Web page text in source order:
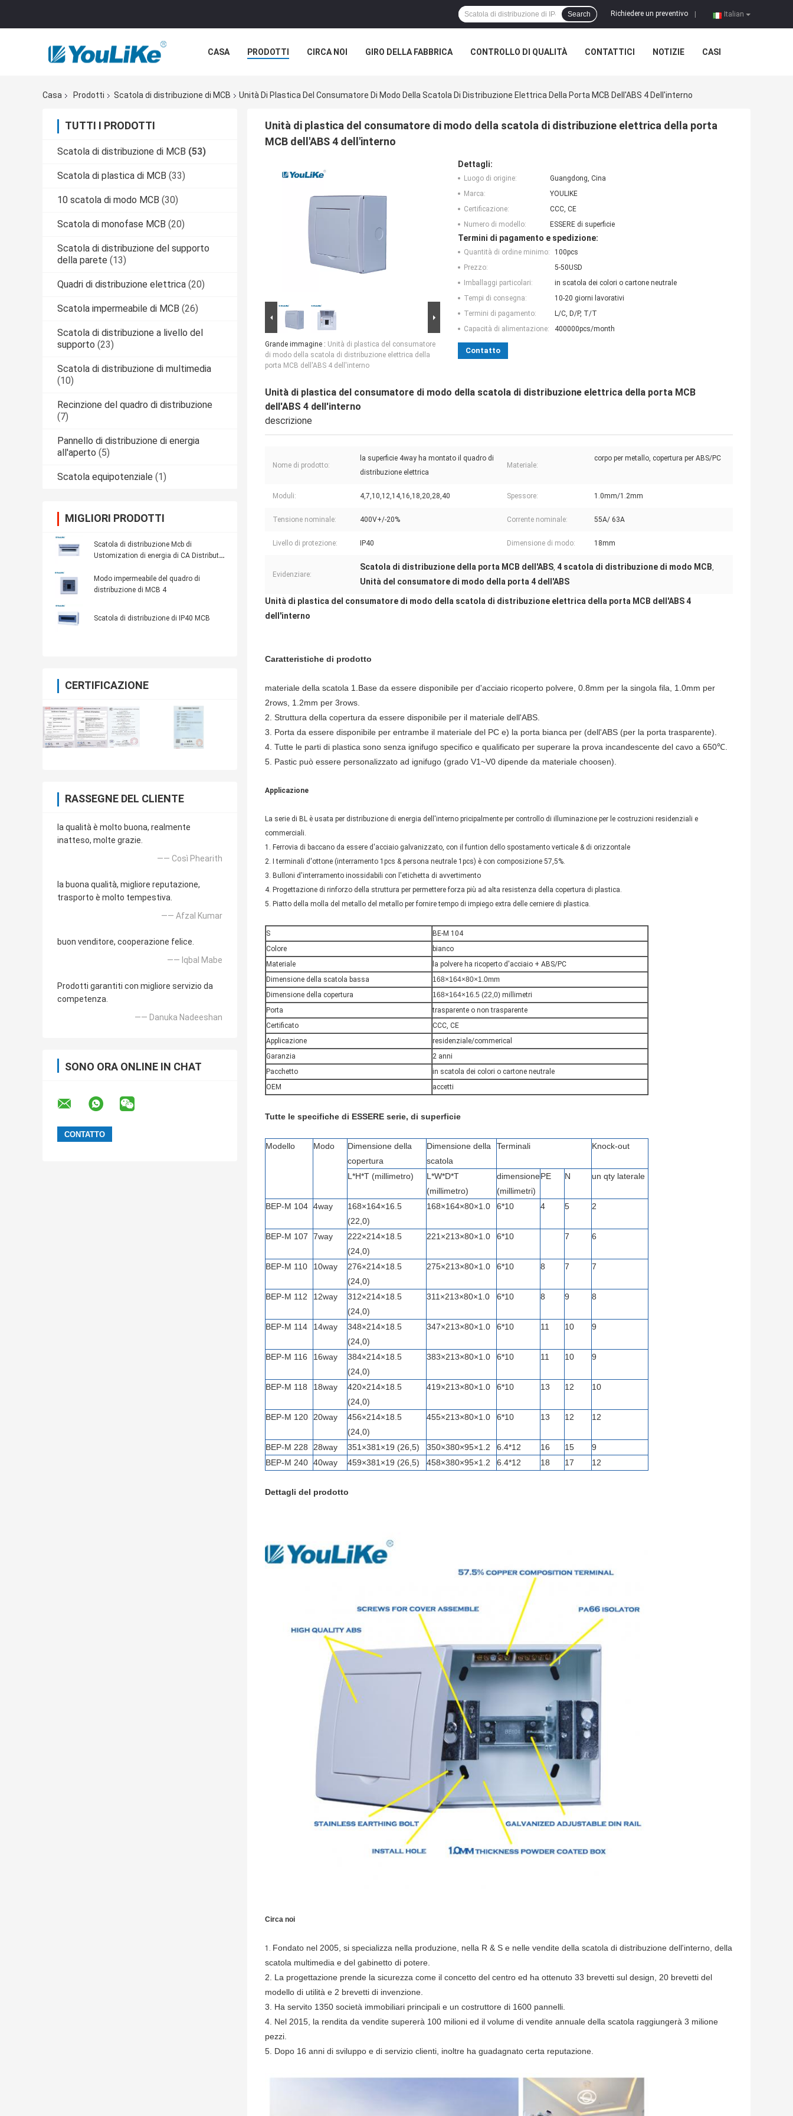
Italian
Richiedere un preventivo
Search
CASA PRODOTTI CIRCA NOI GIRO DELLA FABBRICA CONTROLLO DI QUALITÀ CONTATTICI NOTIZIE CASI
Casa Prodotti Scatola di distribuzione di MCB Unità Di Plastica Del Consumatore Di Modo Della Scatola Di Distribuzione Elettrica Della Porta MCB Dell'ABS 4 Dell'interno
TUTTI I PRODOTTI
Scatola di distribuzione di MCB (53)
Scatola di plastica di MCB (33)
10 scatola di modo MCB (30)
Scatola di monofase MCB (20)
Scatola di distribuzione del supporto
della parete (13)
Quadri di distribuzione elettrica (20)
Scatola impermeabile di MCB (26)
Scatola di distribuzione a livello del
supporto (23)
Scatola di distribuzione di multimedia
(10)
Recinzione del quadro di distribuzione
(7)
Pannello di distribuzione di energia
all'aperto (5)
Scatola equipotenziale (1)
MIGLIORI PRODOTTI
Scatola di distribuzione Mcb di
Ustomization di energia di CA Distribut
distribuzione
Modo impermeabile del quadro di
distribuzione di MCB 4
Scatola di distribuzione di IP40 MCB
CERTIFICAZIONE
RASSEGNE DEL CLIENTE
la qualità è molto buona, realmente
inatteso, molte grazie.
—— Così Phearith
la buona qualità, migliore reputazione,
trasporto è molto tempestiva.
—— Afzal Kumar
buon venditore, cooperazione felice.
—— Iqbal Mabe
Prodotti garantiti con migliore servizio da
competenza.
—— Danuka Nadeeshan
SONO ORA ONLINE IN CHAT
Unità di plastica del consumatore di modo della scatola di distribuzione elettrica della porta
MCB dell'ABS 4 dell'interno
Grande immagine : Unità di plastica del consumatore
di modo della scatola di distribuzione elettrica della
porta MCB dell'ABS 4 dell'interno
Dettagli:
Luogo di origine:
Guangdong, Cina
Marca:
YOULIKE
Certificazione:
CCC, CE
Numero di modello:
ESSERE di superficie
Termini di pagamento e spedizione:
Quantità di ordine minimo:
100pcs
Prezzo:
5-50USD
Imballaggi particolari:
in scatola dei colori o cartone neutrale
Tempi di consegna:
10-20 giorni lavorativi
Termini di pagamento:
L/C, D/P, T/T
Capacità di alimentazione:
400000pcs/month
Contatto
Unità di plastica del consumatore di modo della scatola di distribuzione elettrica della porta MCB
dell'ABS 4 dell'interno
descrizione
Nome di prodotto:
la superficie 4way ha montato il quadro di
distribuzione elettrica
Materiale:
corpo per metallo, copertura per ABS/PC
Moduli: 4,7,10,12,14,16,18,20,28,40 Spessore: 1.0mm/1.2mm
Tensione nominale: 400V+/-20% Corrente nominale: 55A/ 63A
Livello di protezione: IP40 Dimensione di modo: 18mm
Evidenziare:
Scatola di distribuzione della porta MCB dell'ABS, 4 scatola di distribuzione di modo MCB,
Unità del consumatore di modo della porta 4 dell'ABS
Unità di plastica del consumatore di modo della scatola di distribuzione elettrica della porta MCB dell'ABS 4
dell'interno
Caratteristiche di prodotto
materiale della scatola 1.Base da essere disponibile per d'acciaio ricoperto polvere, 0.8mm per la singola fila, 1.0mm per
2rows, 1.2mm per 3rows.
2. Struttura della copertura da essere disponibile per il materiale dell'ABS.
3. Porta da essere disponibile per entrambe il materiale del PC e) la porta bianca per (dell'ABS (per la porta trasparente).
4. Tutte le parti di plastica sono senza ignifugo specifico e qualificato per superare la prova incandescente del cavo a 650℃.
5. Pastic può essere personalizzato ad ignifugo (grado V1~V0 dipende da materiale choosen).
Applicazione
La serie di BL è usata per distribuzione di energia dell'interno pricipalmente per controllo di illuminazione per le costruzioni residenziali e
commerciali.
1. Ferrovia di baccano da essere d'acciaio galvanizzato, con il funtion dello spostamento verticale & di orizzontale
2. I terminali d'ottone (interramento 1pcs & persona neutrale 1pcs) è con composizione 57,5%.
3. Bulloni d'interramento inossidabili con l'etichetta di avvertimento
4. Progettazione di rinforzo della struttura per permettere forza più ad alta resistenza della copertura di plastica.
5. Piatto della molla del metallo del metallo per fornire tempo di impiego extra delle cerniere di plastica.
S
BE-M 104
Colore
bianco
Materiale
la polvere ha ricoperto d'acciaio + ABS/PC
Dimensione della scatola bassa
168×164×80×1.0mm
Dimensione della copertura
168×164×16.5 (22,0) millimetri
Porta
trasparente o non trasparente
Certificato
CCC, CE
Applicazione
residenziale/commerical
Garanzia
2 anni
Pacchetto
in scatola dei colori o cartone neutrale
OEM
accetti
Tutte le specifiche di ESSERE serie, di superficie
Modello Modo
Dimensione della
copertura
Dimensione della
scatola
Terminali Knock-out
L*H*T (millimetro)
L*W*D*T
(millimetro)
dimensione
(millimetri)
PE N un qty laterale
BEP-M 104 4way
168×164×16.5
(22,0)
168×164×80×1.0 6*10 4 5 2
BEP-M 107 7way
222×214×18.5
(24,0)
221×213×80×1.0 6*10 7 6
BEP-M 110 10way
276×214×18.5
(24,0)
275×213×80×1.0 6*10 8 7 7
BEP-M 112 12way
312×214×18.5
(24,0)
311×213×80×1.0 6*10 8 9 8
BEP-M 114 14way
348×214×18.5
(24,0)
347×213×80×1.0 6*10 11 10 9
BEP-M 116 16way
384×214×18.5
(24,0)
383×213×80×1.0 6*10 11 10 9
BEP-M 118 18way
420×214×18.5
(24,0)
419×213×80×1.0 6*10 13 12 10
BEP-M 120 20way
456×214×18.5
(24,0)
455×213×80×1.0 6*10 13 12 12
BEP-M 228 28way 351×381×19 (26,5) 350×380×95×1.2 6.4*12 16 15
9
BEP-M 240 40way 459×381×19 (26,5) 458×380×95×1.2 6.4*12 18 17 12
Dettagli del prodotto
Circa noi
1. Fondato nel 2005, si specializza nella produzione, nella R & S e nelle vendite della scatola di distribuzione dell'interno, della
scatola multimedia e del gabinetto di potere.
2. La progettazione prende la sicurezza come il concetto del centro ed ha ottenuto 33 brevetti sul design, 20 brevetti del
modello di utilità e 2 brevetti di invenzione.
3. Ha servito 1350 società immobiliari principali e un costruttore di 1600 pannelli.
4. Nel 2015, la rendita da vendite supererà 100 milioni ed il volume di vendite annuale della scatola raggiungerà 3 milione
pezzi.
5. Dopo 16 anni di sviluppo e di servizio clienti, inoltre ha guadagnato certa reputazione.